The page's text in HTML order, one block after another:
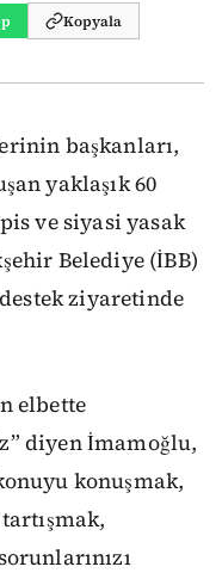
Kopyala
başkanları,
yaklaşık 60
ve siyasi yasak
Belediye (İBB)
ziyaretinde
elbette
diyen İmamoğlu,
konuşmak,